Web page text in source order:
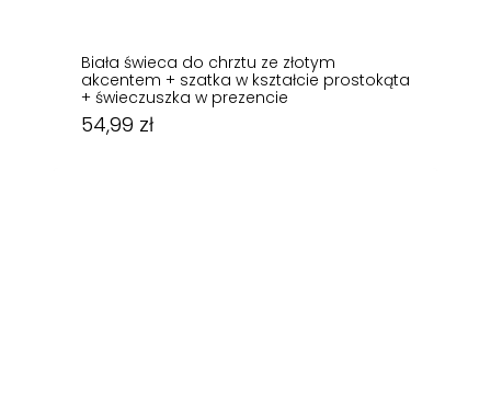
Biała świeca do chrztu ze złotym
akcentem + szatka w kształcie prostokąta
+ świeczuszka w prezencie
54,99 zł
54,99zł